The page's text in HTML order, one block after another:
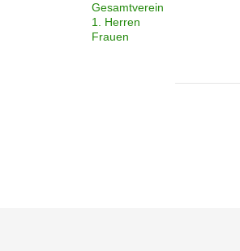
Gesamtverein
1. Herren
Frauen